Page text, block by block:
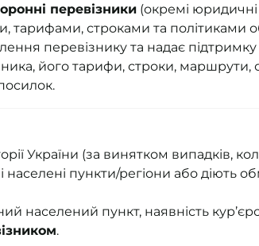
перевізники (окремі юридичні
строками та політиками
перевізнику та надає
його тарифи, строки,
України (за винятком випадків,
населені пункти/регіони або діють
населений пункт, наявність
.